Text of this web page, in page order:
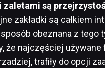
zaletami są
zakładki są całkiem
obeznana z tego
że najczęściej używane
trafiły do opcji